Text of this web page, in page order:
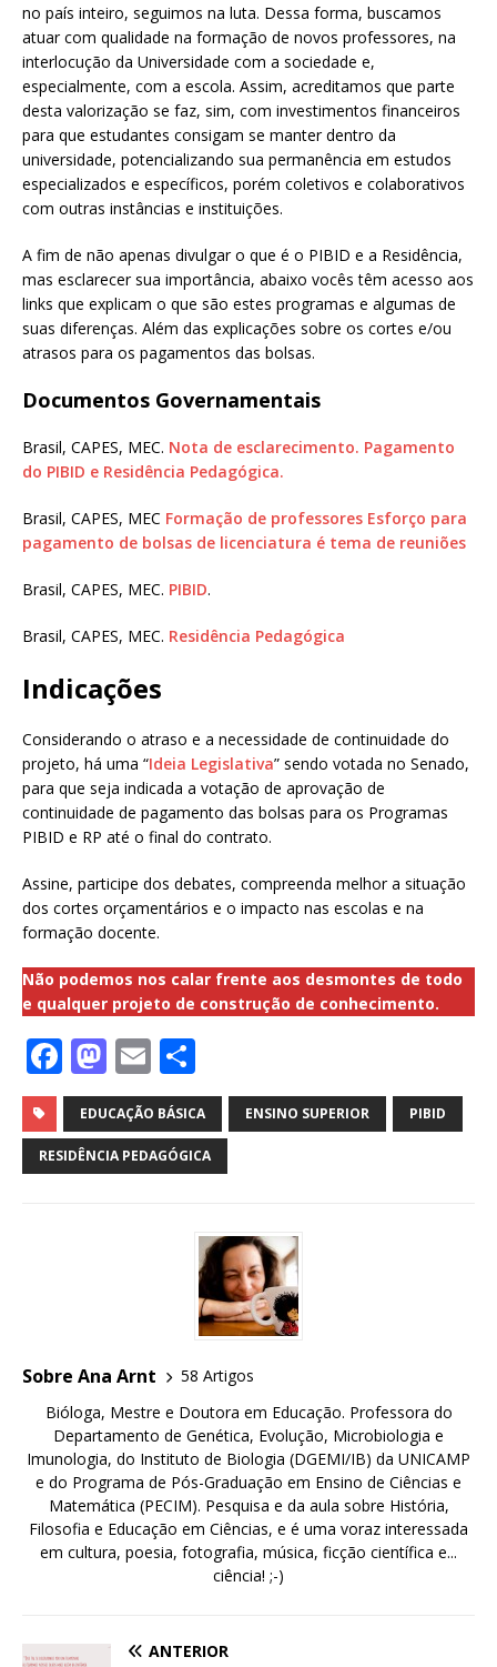
no país inteiro, seguimos na luta. Dessa forma, buscamos
atuar com qualidade na formação de novos professores, na
interlocução da Universidade com a sociedade e,
especialmente, com a escola. Assim, acreditamos que parte
desta valorização se faz, sim, com investimentos financeiros
para que estudantes consigam se manter dentro da
universidade, potencializando sua permanência em estudos
especializados e específicos, porém coletivos e colaborativos
com outras instâncias e instituições.
A fim de não apenas divulgar o que é o PIBID e a Residência,
mas esclarecer sua importância, abaixo vocês têm acesso aos
links que explicam o que são estes programas e algumas de
suas diferenças. Além das explicações sobre os cortes e/ou
atrasos para os pagamentos das bolsas.
Documentos Governamentais
Brasil, CAPES, MEC. Nota de esclarecimento. Pagamento
do PIBID e Residência Pedagógica.
Brasil, CAPES, MEC Formação de professores Esforço para
pagamento de bolsas de licenciatura é tema de reuniões
Brasil, CAPES, MEC. PIBID.
Brasil, CAPES, MEC. Residência Pedagógica
Indicações
Considerando o atraso e a necessidade de continuidade do
projeto, há uma “Ideia Legislativa” sendo votada no Senado,
para que seja indicada a votação de aprovação de
continuidade de pagamento das bolsas para os Programas
PIBID e RP até o final do contrato.
Assine, participe dos debates, compreenda melhor a situação
dos cortes orçamentários e o impacto nas escolas e na
formação docente.
Não podemos nos calar frente aos desmontes de todo
e qualquer projeto de construção de conhecimento.
F
a
c
e
M
a
st
o
E
m
ai
l
h
ar
e
EDUCAÇÃO BÁSICA ENSINO SUPERIOR PIBID
RESIDÊNCIA PEDAGÓGICA
Sobre Ana Arnt
58 Artigos
Bióloga, Mestre e Doutora em Educação. Professora do
Departamento de Genética, Evolução, Microbiologia e
Imunologia, do Instituto de Biologia (DGEMI/IB) da UNICAMP
e do Programa de Pós-Graduação em Ensino de Ciências e
Matemática (PECIM). Pesquisa e da aula sobre História,
Filosofia e Educação em Ciências, e é uma voraz interessada
em cultura, poesia, fotografia, música, ficção científica e...
ciência! ;-)
ANTERIOR